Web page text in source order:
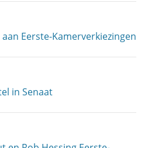
Eerste-Kamerverkiezingen
in Senaat